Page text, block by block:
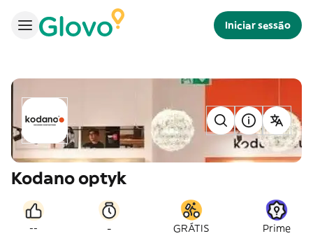
Iniciar sessão
Kodano optyk
-- - GRÁTIS Prime